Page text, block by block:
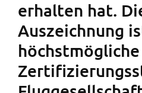
erhalten hat.
Auszeichnung
höchstmögliche